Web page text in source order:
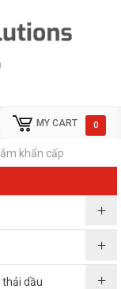
MY CART 0
khẩn cấp
dầu